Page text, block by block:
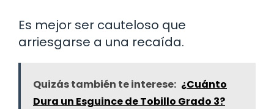
Es mejor ser cauteloso que
arriesgarse a una recaída.
Quizás también te interese: ¿Cuánto
Dura un Esguince de Tobillo Grado 3?